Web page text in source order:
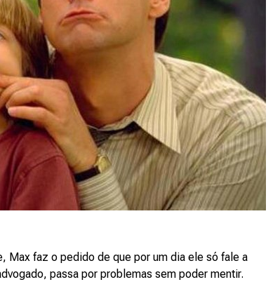
Max faz o pedido de que por um dia ele só fale a
passa por problemas sem poder mentir.